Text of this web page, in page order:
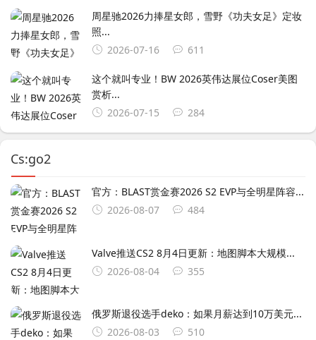
周星驰2026力捧星女郎，雪野《功夫女足》定妆
照...
2026-07-16
611
这个就叫专业！BW 2026英伟达展位Coser美图
赏析...
2026-07-15
284
Cs:go2
官方：BLAST赏金赛2026 S2 EVP与全明星阵容...
2026-08-07
484
Valve推送CS2 8月4日更新：地图脚本大规模...
2026-08-04
355
俄罗斯退役选手deko：如果月薪达到10万美元...
2026-08-03
510